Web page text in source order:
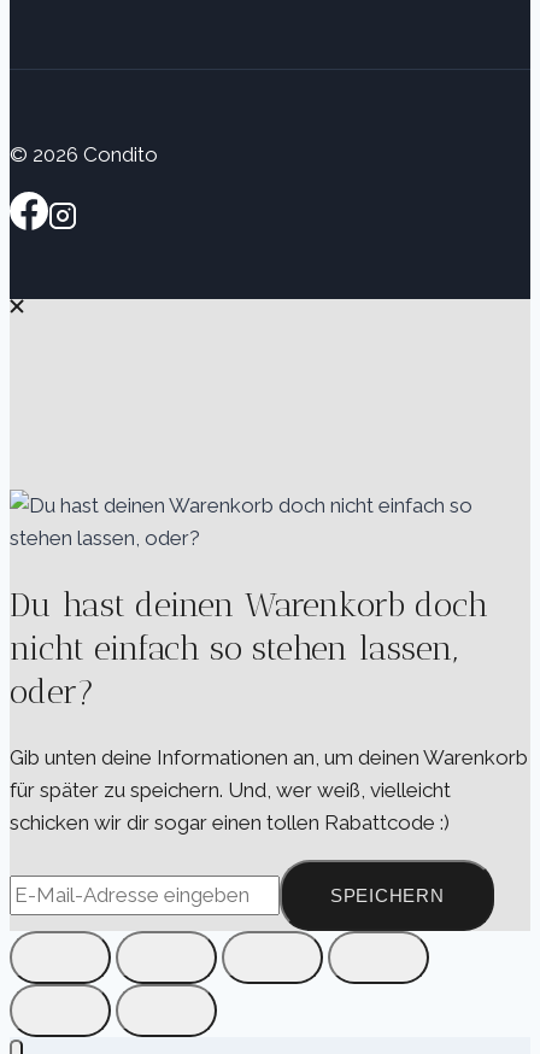
© 2026 Condito
Du hast deinen Warenkorb doch
nicht einfach so stehen lassen,
oder?
Gib unten deine Informationen an, um deinen Warenkorb
für später zu speichern. Und, wer weiß, vielleicht
schicken wir dir sogar einen tollen Rabattcode :)
SPEICHERN